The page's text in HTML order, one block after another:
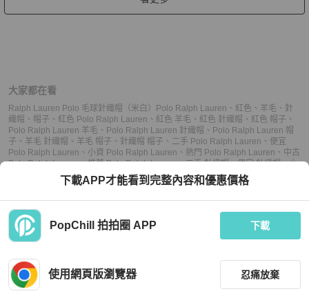
大家都在看
Ralph Lauren Polo 毛球針織帽（米白） Polo Ralph Lauren 、 紅色 、 羊毛 、 針
織帽 、 帽子 、 紅色 Polo Ralph Lauren 、 紅色 羊毛 、 紅色 針織帽 、 紅色 帽子 、
Polo Ralph Lauren 羊毛 、 Polo Ralph Lauren 針織帽 、 Polo Ralph Lauren 帽
子 、 羊毛 針織帽 、 羊毛 帽子 、 針織帽 帽子 、 二手 Polo Ralph Lauren 、 便宜
Polo Ralph Lauren 、 小資 Polo Ralph Lauren 、 熱門 Polo Ralph Lauren 、 中古
Polo Ralph Lauren、推薦 Polo Ralph Lauren、二手 針織帽、便宜 針織帽、小
熱門 針織帽、中古 針織帽、推薦 針織帽、二手 帽子、
熱門 帽子、 中古 帽子、推薦 帽子
下載APP才能看到完整內容和優惠價格
PopChill 拍拍圈 APP 下載
使用網頁版瀏覽器 忍痛放棄